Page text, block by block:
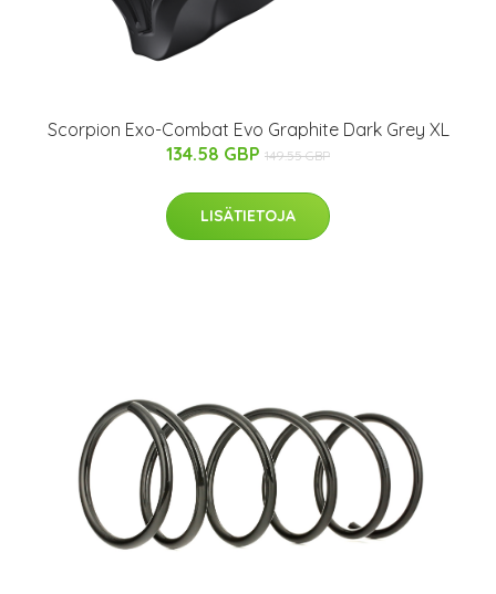
Scorpion Exo-Combat Evo Graphite Dark Grey XL
134.58 GBP 149.55 GBP
LISÄTIETOJA